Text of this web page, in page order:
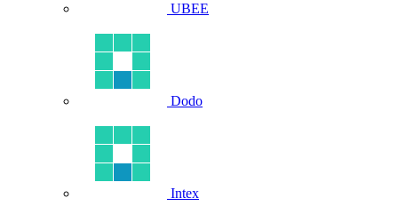
UBEE
Dodo
Intex